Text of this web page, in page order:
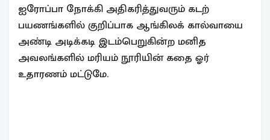
ஐரோப்பா நோக்கி அதிகரித்துவரும் கடற்
பயணங்களில் குறிப்பாக ஆங்கிலக் கால்வாயை
அண்டி அடிக்கடி இடம்பெறுகின்ற மனித
அவலங்களில் மரியம் நூரியின் கதை ஓர்
உதாரணம் மட்டுமே.